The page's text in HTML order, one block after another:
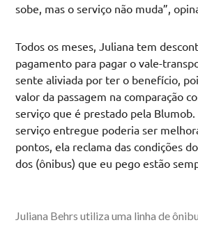
sobe, mas o serviço não muda”,
Todos os meses, Juliana tem
pagamento para pagar o vale-
sente aliviada por ter o benefício,
valor da passagem na comparação
serviço que é prestado pela Blumob.
serviço entregue poderia ser
pontos, ela reclama das condições
dos (ônibus) que eu pego estão
Juliana Behrs utiliza uma linha de